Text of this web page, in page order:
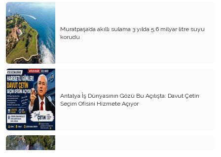
Muratpaşa’da akıllı sulama 3 yılda 5,6 milyar litre suyu
korudu
Antalya İş Dünyasının Gözü Bu Açılışta: Davut Çetin
Seçim Ofisini Hizmete Açıyor